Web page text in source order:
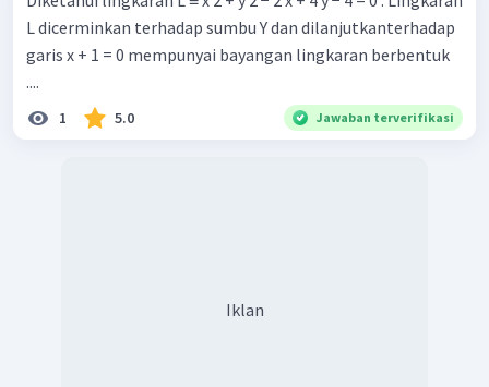
L dicerminkan terhadap sumbu Y dan dilanjutkanterhadap
garis x + 1 = 0 mempunyai bayangan lingkaran berbentuk
....
1 5.0 Jawaban terverifikasi
Iklan